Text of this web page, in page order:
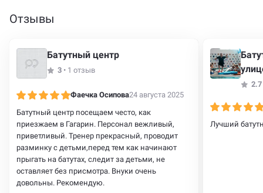
Отзывы
Батутный центр
3 • 1 отзыв
Фаечка Осипова24 августа 2025
Батутный центр посещаем често, как
приезжаем в Гагарин. Персонал вежливый,
приветливый. Тренер прекрасный, проводит
разминку с детьми,перед тем как начинают
прыгать на батутах, следит за детьми, не
оставляет без присмотра. Внуки очень
довольны. Рекомендую.
2.7
Лучший